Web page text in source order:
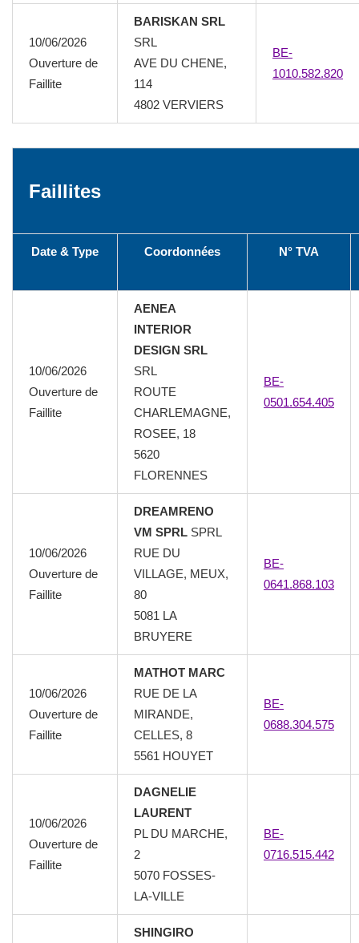
10/06/2026
Ouverture de
Faillite
BARISKAN SRL
SRL
AVE DU CHENE,
114
4802 VERVIERS
BE-
1010.582.820
Faillites
Date & Type Coordonnées N° TVA
10/06/2026
Ouverture de
Faillite
AENEA
INTERIOR
DESIGN SRL
SRL
ROUTE
CHARLEMAGNE,
ROSEE, 18
5620
FLORENNES
BE-
0501.654.405
10/06/2026
Ouverture de
Faillite
DREAMRENO
VM SPRL SPRL
RUE DU
VILLAGE, MEUX,
80
5081 LA
BRUYERE
BE-
0641.868.103
10/06/2026
Ouverture de
Faillite
MATHOT MARC
RUE DE LA
MIRANDE,
CELLES, 8
5561 HOUYET
BE-
0688.304.575
10/06/2026
Ouverture de
Faillite
DAGNELIE
LAURENT
PL DU MARCHE,
2
5070 FOSSES-
LA-VILLE
BE-
0716.515.442
SHINGIRO